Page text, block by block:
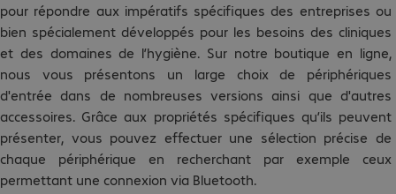
pour répondre aux impératifs spécifiques des entreprises ou
bien spécialement développés pour les besoins des cliniques
et des domaines de l’hygiène. Sur notre boutique en ligne,
nous vous présentons un large choix de périphériques
d'entrée dans de nombreuses versions ainsi que d'autres
accessoires. Grâce aux propriétés spécifiques qu’ils peuvent
présenter, vous pouvez effectuer une sélection précise de
chaque périphérique en recherchant par exemple ceux
permettant une connexion via Bluetooth.